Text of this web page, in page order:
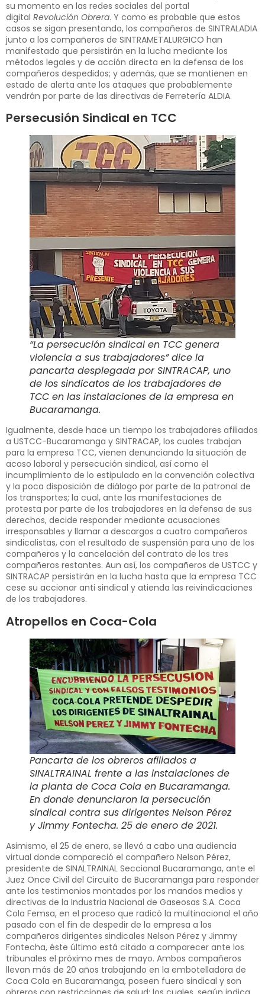
su momento en las redes sociales del portal
digital Revolución Obrera. Y como es probable que estos
casos se sigan presentando, los compañeros de SINTRALADIA
junto a los compañeros de SINTRAMETALURGICO han
manifestado que persistirán en la lucha mediante los
métodos legales y de acción directa en la defensa de los
compañeros despedidos; y además, que se mantienen en
estado de alerta ante los ataques que probablemente
vendrán por parte de las directivas de Ferretería ALDIA.
Persecusión Sindical en TCC
“La persecución sindical en TCC genera
violencia a sus trabajadores”dice la
pancarta desplegada por SINTRACAP, uno
de los sindicatos de los trabajadores de
TCC en las instalaciones de la empresa en
Bucaramanga.
Igualmente, desde hace un tiempo los trabajadores afiliados
a USTCC-Bucaramanga y SINTRACAP, los cuales trabajan
para la empresa TCC, vienen denunciando la situación de
acoso laboral y persecución sindical, así como el
incumplimiento de lo estipulado en la convención colectiva
y la poca disposición de diálogo por parte de la patronal de
los transportes; la cual, ante las manifestaciones de
protesta por parte de los trabajadores en la defensa de sus
derechos, decide responder mediante acusaciones
irresponsables y llamar a descargos a cuatro compañeros
sindicalistas, con el resultado de suspensión para uno de los
compañeros y la cancelación del contrato de los tres
compañeros restantes. Aun así, los compañeros de USTCC y
SINTRACAP persistirán en la lucha hasta que la empresa TCC
cese su accionar anti sindical y atienda las reivindicaciones
de los trabajadores.
Atropellos en Coca-Cola
Pancarta de los obreros afiliados a
SINALTRAINAL frente a las instalaciones de
la planta de Coca Cola en Bucaramanga.
En donde denunciaron la persecución
sindical contra sus dirigentes Nelson Pérez
y Jimmy Fontecha. 25 de enero de 2021.
Asimismo, el 25 de enero, se llevó a cabo una audiencia
virtual donde compareció el compañero Nelson Pérez,
presidente de SINALTRAINAL Seccional Bucaramanga, ante el
Juez Once Civil del Circuito de Bucaramanga para responder
ante los testimonios montados por los mandos medios y
directivas de la Industria Nacional de Gaseosas S.A. Coca
Cola Femsa, en el proceso que radicó la multinacional el año
pasado con el fin de despedir de la empresa a los
compañeros dirigentes sindicales Nelson Pérez y Jimmy
Fontecha, éste último está citado a comparecer ante los
tribunales el próximo mes de mayo. Ambos compañeros
llevan más de 20 años trabajando en la embotelladora de
Coca Cola en Bucaramanga, poseen fuero sindical y son